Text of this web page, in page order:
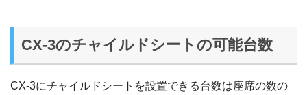
CX-3のチャイルドシートの可能台数
CX-3にチャイルドシートを設置できる台数は座席の数の